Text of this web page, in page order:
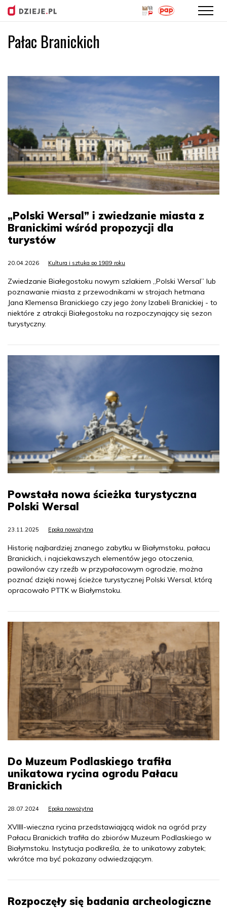
Pałac Branickich
„Polski Wersal” i zwiedzanie miasta z
Branickimi wśród propozycji dla
turystów
20.04.2026 Kultura i sztuka po 1989 roku
Zwiedzanie Białegostoku nowym szlakiem „Polski Wersal” lub
poznawanie miasta z przewodnikami w strojach hetmana
Jana Klemensa Branickiego czy jego żony Izabeli Branickiej - to
niektóre z atrakcji Białegostoku na rozpoczynający się sezon
turystyczny.
Powstała nowa ścieżka turystyczna
Polski Wersal
23.11.2025 Epoka nowożytna
Historię najbardziej znanego zabytku w Białymstoku, pałacu
Branickich, i najciekawszych elementów jego otoczenia,
pawilonów czy rzeźb w przypałacowym ogrodzie, można
poznać dzięki nowej ścieżce turystycznej Polski Wersal, którą
opracowało PTTK w Białymstoku.
Do Muzeum Podlaskiego trafiła
unikatowa rycina ogrodu Pałacu
Branickich
28.07.2024 Epoka nowożytna
XVIIII-wieczna rycina przedstawiającą widok na ogród przy
Pałacu Branickich trafiła do zbiorów Muzeum Podlaskiego w
Białymstoku. Instytucja podkreśla, że to unikatowy zabytek;
wkrótce ma być pokazany odwiedzającym.
Rozpoczęły się badania archeologiczne